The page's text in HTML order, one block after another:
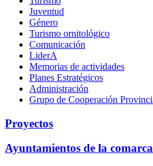
Juventud
Género
Turismo ornitológico
Comunicación
LiderA
Memorias de actividades
Planes Estratégicos
Administración
Grupo de Cooperación
Proyectos
Ayuntamientos de la comarca